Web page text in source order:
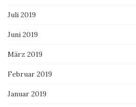
Juli 2019
Juni 2019
März 2019
Februar 2019
Januar 2019